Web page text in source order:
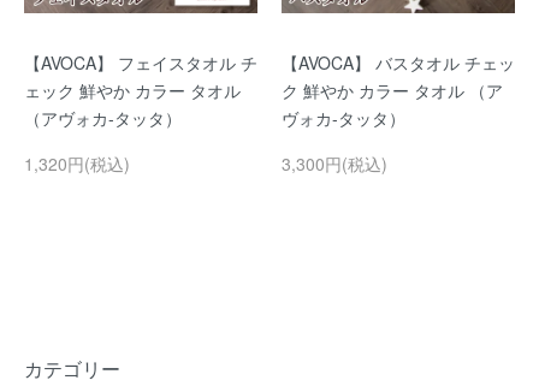
【AVOCA】 フェイスタオル チ
ェック 鮮やか カラー タオル
（アヴォカ-タッタ）
1,320円(税込)
【AVOCA】 バスタオル チェッ
ク 鮮やか カラー タオル （ア
ヴォカ-タッタ）
3,300円(税込)
カテゴリー